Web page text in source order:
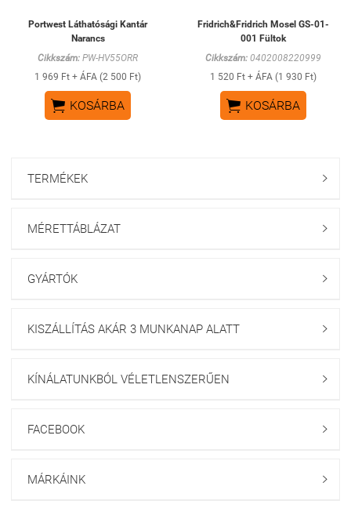
Portwest Láthatósági Kantár
Narancs
Cikkszám: PW-HV55ORR
1 969 Ft + ÁFA (2 500 Ft)
 KOSÁRBA
Fridrich&Fridrich Mosel GS-01-
001 Fültok
Cikkszám: 0402008220999
1 520 Ft + ÁFA (1 930 Ft)
 KOSÁRBA
TERMÉKEK 
MÉRETTÁBLÁZAT 
GYÁRTÓK 
KISZÁLLÍTÁS AKÁR 3 MUNKANAP ALATT 
KÍNÁLATUNKBÓL VÉLETLENSZERŰEN 
FACEBOOK 
MÁRKÁINK 